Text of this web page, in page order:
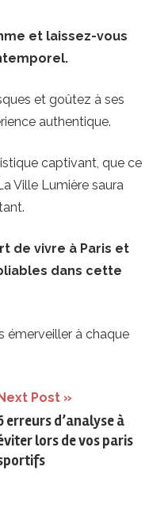
et laissez-vous
et goûtez à ses
authentique.
captivant, que ce
Ville Lumière saura
de vivre à Paris et
dans cette
émerveiller à chaque
Next Post
erreurs d’analyse à
lors de vos paris